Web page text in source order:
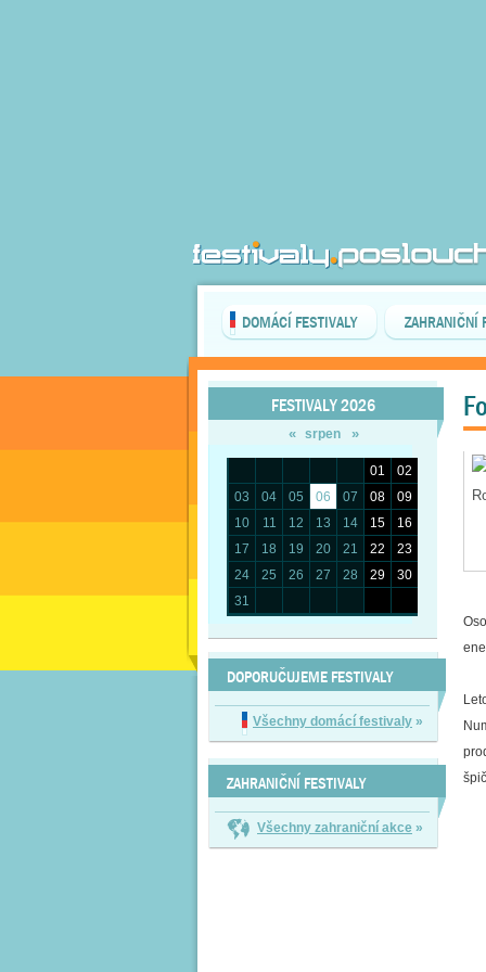
DOMÁCÍ FESTIVALY ZAHRANIČNÍ
FESTIVALY 2026
« srpen »
01
02
03
04 05 06 07 08
09
10
11 12 13 14 15
16
17
18 19 20 21 22
23
24
25 26 27 28 29
30
31
DOPORUČUJEME FESTIVALY
Všechny domácí festivaly »
ZAHRANIČNÍ FESTIVALY
Všechny zahraniční akce »